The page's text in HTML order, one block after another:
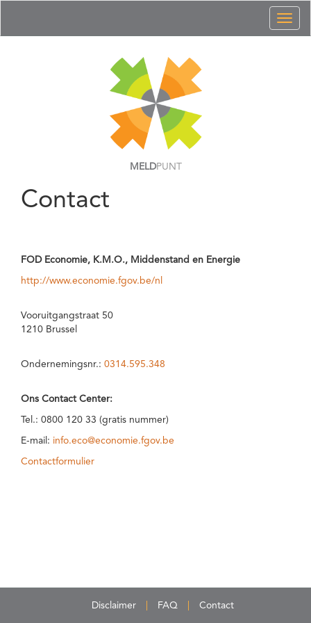
MELDPUNT
Contact
FOD Economie, K.M.O., Middenstand en Energie
http://www.economie.fgov.be/nl
Vooruitgangstraat 50
1210 Brussel
Ondernemingsnr.: 0314.595.348
Ons Contact Center:
Tel.: 0800 120 33 (gratis nummer)
E-mail: info.eco@economie.fgov.be
Contactformulier
Disclaimer FAQ Contact